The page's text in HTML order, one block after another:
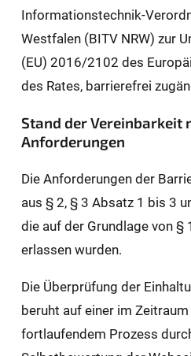
Informationstechnik-
Westfalen (BITV NRW) zur
(EU) 2016/2102 des
des Rates, barrierefrei
Stand der Vereinbarkeit
Anforderungen
Die Anforderungen der
aus § 2, § 3 Absatz 1 bis 3
die auf der Grundlage von §
erlassen wurden.
Die Überprüfung der
beruht auf einer im
fortlaufendem Prozess